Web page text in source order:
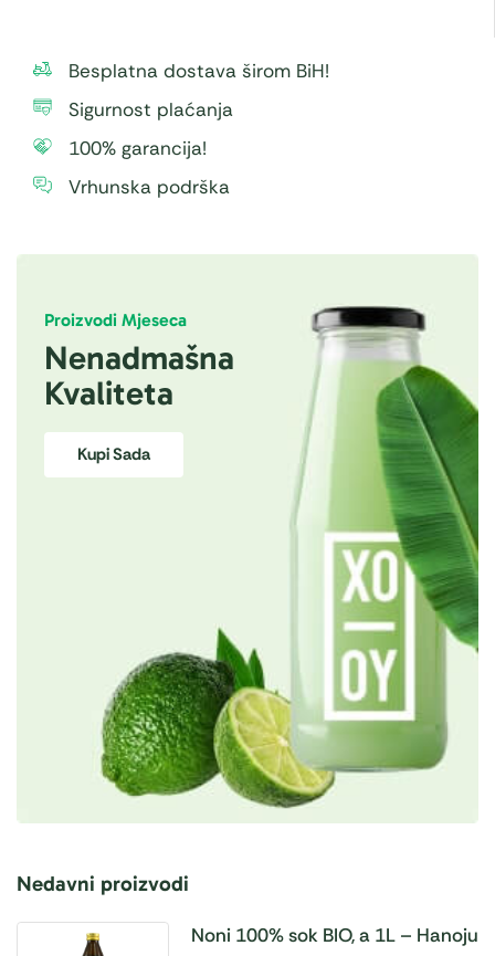
Besplatna dostava širom BiH!
Sigurnost plaćanja
100% garancija!
Vrhunska podrška
Proizvodi Mjeseca
Nenadmašna
Kvaliteta
Kupi Sada
Nedavni proizvodi
Noni 100% sok BIO, a 1L – Hanoju